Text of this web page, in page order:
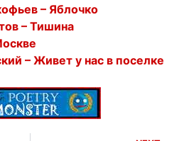
– Яблочко
– Тишина
– Живет у нас в поселке